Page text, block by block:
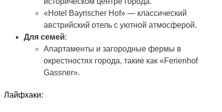
«Hotel Bayrischer Hof» — классический
австрийский отель с уютной атмосферой.
Для семей:
Апартаменты и загородные фермы в
окрестностях города, такие как «Ferienhof
Gassner».
Лайфхаки: